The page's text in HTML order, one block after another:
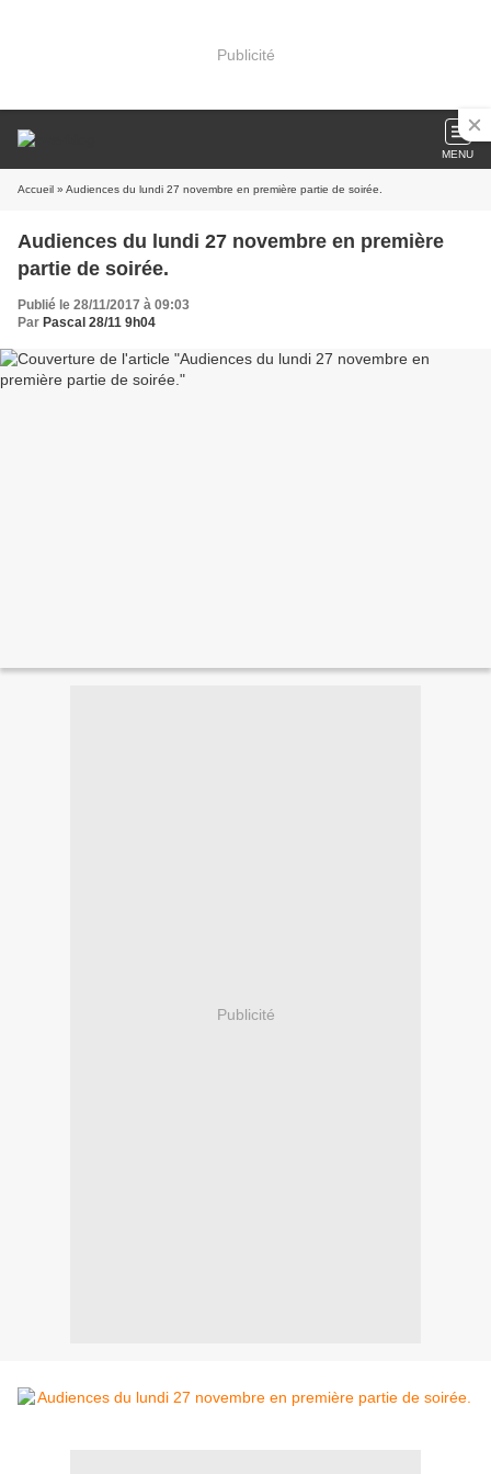
Publicité
MENU
Accueil » Audiences du lundi 27 novembre en première partie de soirée.
Audiences du lundi 27 novembre en première
partie de soirée.
Publié le 28/11/2017 à 09:03
Par Pascal 28/11 9h04
Publicité